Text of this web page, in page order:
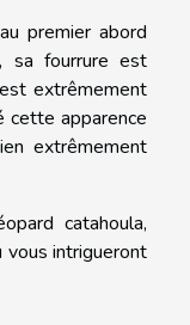
premier abord
sa fourrure est
extrêmement
cette apparence
extrêmement
catahoula,
vous intrigueront